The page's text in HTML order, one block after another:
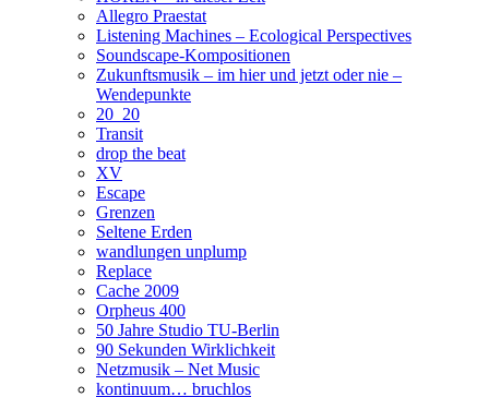
Allegro Praestat
Listening Machines – Ecological Perspectives
Soundscape-Kompositionen
Zukunftsmusik – im hier und jetzt oder nie –
Wendepunkte
20_20
Transit
drop the beat
XV
Escape
Grenzen
Seltene Erden
wandlungen unplump
Replace
Cache 2009
Orpheus 400
50 Jahre Studio TU-Berlin
90 Sekunden Wirklichkeit
Netzmusik – Net Music
kontinuum… bruchlos